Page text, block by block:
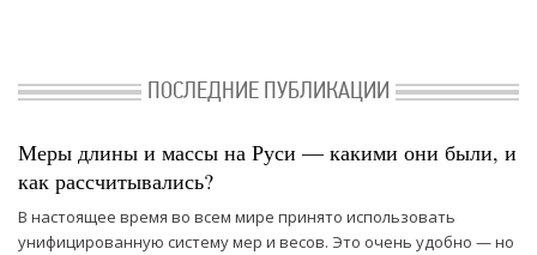
ПОСЛЕДНИЕ ПУБЛИКАЦИИ
Меры длины и массы на Руси — какими они были, и
как рассчитывались?
В настоящее время во всем мире принято использовать
унифицированную систему мер и весов. Это очень удобно — но